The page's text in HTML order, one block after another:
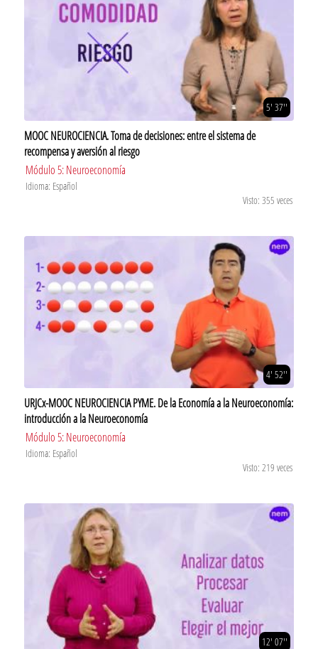
5' 37''
MOOC NEUROCIENCIA. Toma de decisiones: entre el sistema de
recompensa y aversión al riesgo
Módulo 5: Neuroeconomía
Idioma: Español
Visto: 355 veces
4' 52''
URJCx-MOOC NEUROCIENCIA PYME. De la Economía a la Neuroeconomía:
introducción a la Neuroeconomía
Módulo 5: Neuroeconomía
Idioma: Español
Visto: 219 veces
12' 07''